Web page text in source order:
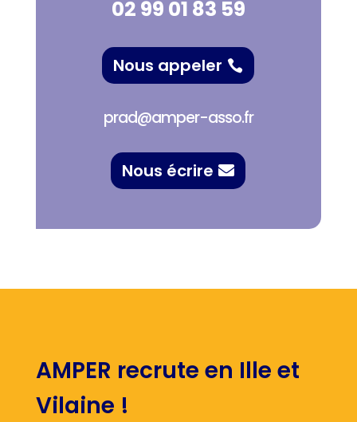
02 99 01 83 59
Nous appeler
prad@amper-asso.fr
Nous écrire
AMPER recrute en Ille et
Vilaine !